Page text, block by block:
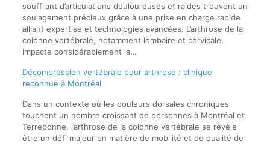
souffrant d’articulations douloureuses et raides trouvent un
soulagement précieux grâce à une prise en charge rapide
alliant expertise et technologies avancées. L’arthrose de la
colonne vertébrale, notamment lombaire et cervicale,
impacte considérablement la…
Décompression vertébrale pour arthrose : clinique
reconnue à Montréal
Dans un contexte où les douleurs dorsales chroniques
touchent un nombre croissant de personnes à Montréal et
Terrebonne, l’arthrose de la colonne vertébrale se révèle
être un défi majeur en matière de mobilité et de qualité de